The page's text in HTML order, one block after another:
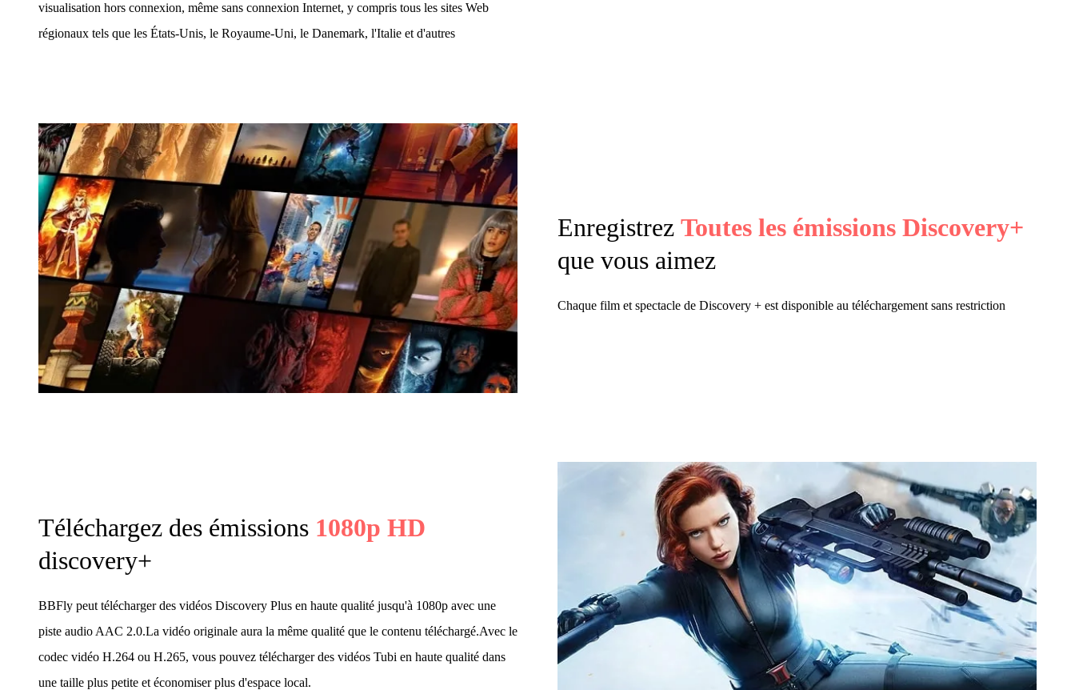
visualisation hors connexion, même sans connexion Internet, y compris tous les sites Web
régionaux tels que les États-Unis, le Royaume-Uni, le Danemark, l'Italie et d'autres
Enregistrez Toutes les émissions Discovery+
que vous aimez
Chaque film et spectacle de Discovery + est disponible au téléchargement sans restriction
Téléchargez des émissions 1080p HD
discovery+
BBFly peut télécharger des vidéos Discovery Plus en haute qualité jusqu'à 1080p avec une
piste audio AAC 2.0.La vidéo originale aura la même qualité que le contenu téléchargé.Avec le
codec vidéo H.264 ou H.265, vous pouvez télécharger des vidéos Tubi en haute qualité dans
une taille plus petite et économiser plus d'espace local.